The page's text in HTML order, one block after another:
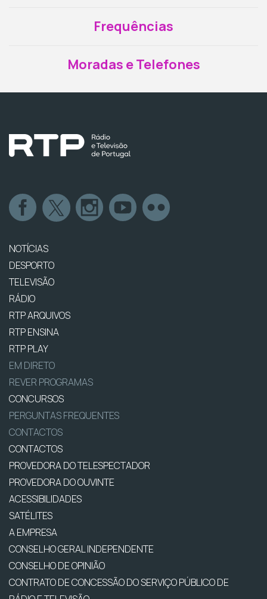
Frequências
Moradas e Telefones
NOTÍCIAS
DESPORTO
TELEVISÃO
RÁDIO
RTP ARQUIVOS
RTP ENSINA
RTP PLAY
EM DIRETO
REVER PROGRAMAS
CONCURSOS
PERGUNTAS FREQUENTES
CONTACTOS
CONTACTOS
PROVEDORA DO TELESPECTADOR
PROVEDORA DO OUVINTE
ACESSIBILIDADES
SATÉLITES
A EMPRESA
CONSELHO GERAL INDEPENDENTE
CONSELHO DE OPINIÃO
CONTRATO DE CONCESSÃO DO SERVIÇO PÚBLICO DE